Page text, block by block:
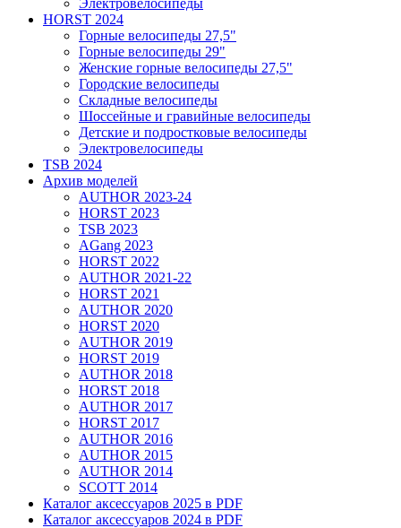
Электровелосипеды
HORST 2024
Горные велосипеды 27,5"
Горные велосипеды 29"
Женские горные велосипеды 27,5"
Городские велосипеды
Складные велосипеды
Шоссейные и гравийные велосипеды
Детские и подростковые велосипеды
Электровелосипеды
TSB 2024
Архив моделей
AUTHOR 2023-24
HORST 2023
TSB 2023
AGang 2023
HORST 2022
AUTHOR 2021-22
HORST 2021
AUTHOR 2020
HORST 2020
AUTHOR 2019
HORST 2019
AUTHOR 2018
HORST 2018
AUTHOR 2017
HORST 2017
AUTHOR 2016
AUTHOR 2015
AUTHOR 2014
SCOTT 2014
Каталог аксессуаров 2025 в PDF
Каталог аксессуаров 2024 в PDF